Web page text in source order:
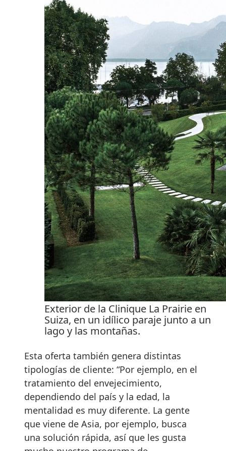
Exterior de la Clinique La Prairie en
Suiza, en un idílico paraje junto a un
lago y las montañas.
Esta oferta también genera distintas
tipologías de cliente: “Por ejemplo, en el
tratamiento del envejecimiento,
dependiendo del país y la edad, la
mentalidad es muy diferente. La gente
que viene de Asia, por ejemplo, busca
una solución rápida, así que les gusta